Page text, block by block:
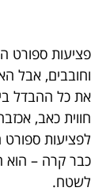
פציעות ספורט
וחובבים, אבל
את כל ההבדל
חווית כאב,
לפציעות
כבר קרה – הוא
לשטח.